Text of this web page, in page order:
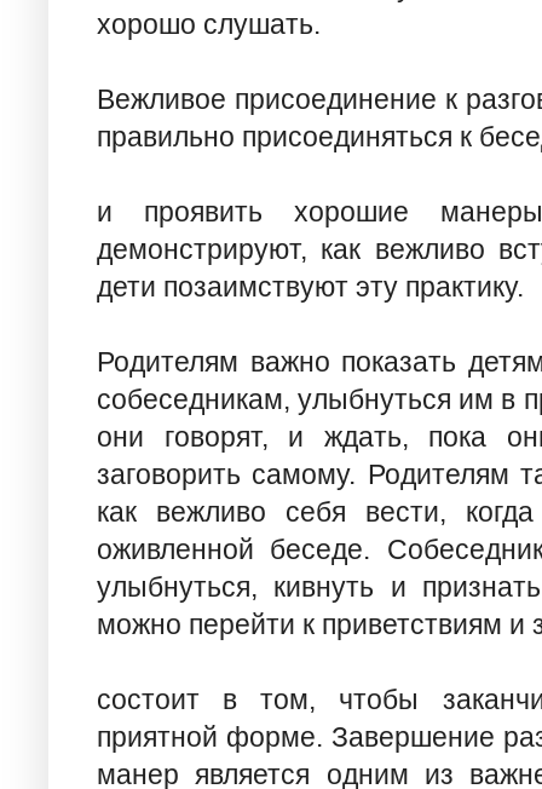
хорошо слушать.
Вежливое присоединение к
правильно присоединяться к
и проявить хорошие
демонстрируют, как вежливо
дети позаимствуют эту практику.
Родителям важно показать
собеседникам, улыбнуться им в
они говорят, и ждать, пока
заговорить самому. Родителям
как вежливо себя вести,
оживленной беседе.
улыбнуться, кивнуть и
можно перейти к приветствиям и
состоит в том, чтобы
приятной форме. Завершение
манер является одним из